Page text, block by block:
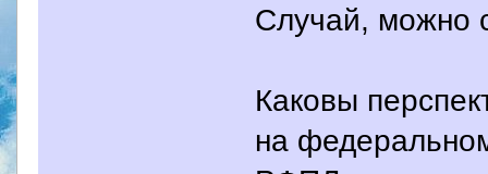
Случай, можно
Каковы
на